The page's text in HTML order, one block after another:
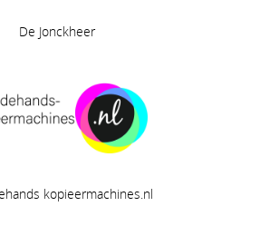
De Jonckheer
kopieermachines.nl